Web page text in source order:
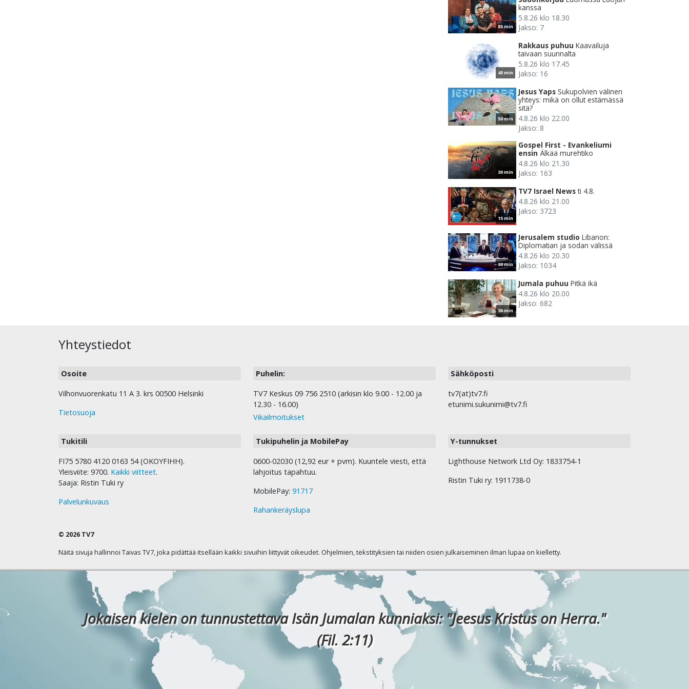
85 min
kanssa
5.8.26 klo 18.30
Jakso: 7
45 min
Rakkaus puhuu Kaavailuja
taivaan suunnalta
5.8.26 klo 17.45
Jakso: 16
50 min
Jesus Yaps Sukupolvien välinen
yhteys: mikä on ollut estämässä
sitä?
4.8.26 klo 22.00
Jakso: 8
30 min
Gospel First - Evankeliumi
ensin Älkää murehtiko
4.8.26 klo 21.30
Jakso: 163
15 min
TV7 Israel News ti 4.8.
4.8.26 klo 21.00
Jakso: 3723
30 min
Jerusalem studio Libanon:
Diplomatian ja sodan välissä
4.8.26 klo 20.30
Jakso: 1034
30 min
Jumala puhuu Pitkä ikä
4.8.26 klo 20.00
Jakso: 682
Yhteystiedot
Osoite
Vilhonvuorenkatu 11 A 3. krs 00500 Helsinki
Tietosuoja
Puhelin:
TV7 Keskus 09 756 2510 (arkisin klo 9.00 - 12.00 ja
12.30 - 16.00)
Vikailmoitukset
Sähköposti
tv7(at)tv7.fi
etunimi.sukunimi@tv7.fi
Tukitili
FI75 5780 4120 0163 54 (OKOYFIHH).
Yleisviite: 9700. Kaikki viitteet.
Saaja: Ristin Tuki ry
Palvelunkuvaus
Tukipuhelin ja MobilePay
0600-02030 (12,92 eur + pvm). Kuuntele viesti, että
lahjoitus tapahtuu.
MobilePay: 91717
Rahankeräyslupa
Y-tunnukset
Lighthouse Network Ltd Oy: 1833754-1
Ristin Tuki ry: 1911738-0
© 2026 TV7
Näitä sivuja hallinnoi Taivas TV7, joka pidättää itsellään kaikki sivuihin liittyvät oikeudet. Ohjelmien, tekstityksien tai niiden osien julkaiseminen ilman lupaa on kielletty.
Jokaisen kielen on tunnustettava Isän Jumalan kunniaksi: "Jeesus Kristus on Herra."
(Fil. 2:11)